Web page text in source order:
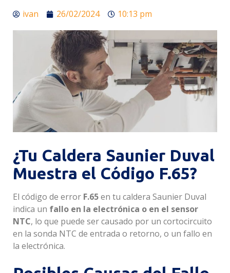
ivan 26/02/2024 10:13 pm
¿Tu Caldera Saunier Duval
Muestra el Código F.65?
El código de error F.65en tu caldera Saunier Duval
indica un fallo en la electrónica o en el sensor
NTC, lo que puede ser causado por un cortocircuito
en la sonda NTC de entrada o retorno, o un fallo en
la electrónica.